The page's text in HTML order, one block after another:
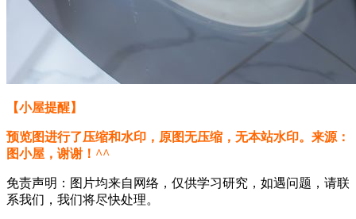
【小屋提醒】
预览图进行了压缩和水印，原图无压缩，无本站水印。来源：
图小屋，谢谢！^^
免责声明：图片均来自网络，仅供学习研究，如遇问题，请联
系我们，我们将尽快处理。